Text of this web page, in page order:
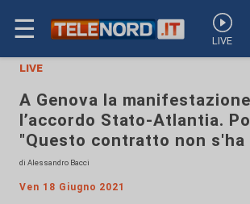
☰ LIVE
live
A Genova la
l’accordo Stato-Atlantia.
"Questo contratto non s'ha
di Alessandro Bacci
Ven 18 Giugno 2021